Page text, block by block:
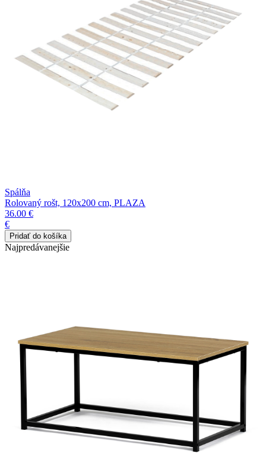
Spálňa
Rolovaný rošt, 120x200 cm, PLAZA
36.00 €
€
Najpredávanejšie